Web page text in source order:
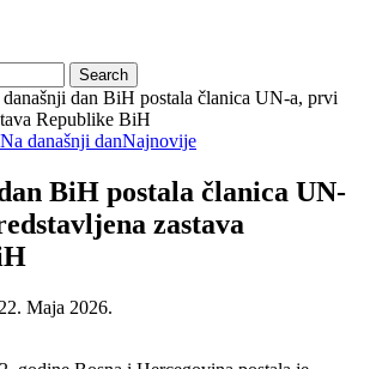
Search
dan BiH postala članica UN-a, prvi
Republike BiH
Na današnji danNajnovije
BiH postala članica UN-
zastava
22. Maja 2026.